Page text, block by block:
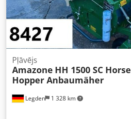
Legden 1 328 km
Pļāvējs
Amazone HH 1500 SC Horse
Hopper Anbaumäher